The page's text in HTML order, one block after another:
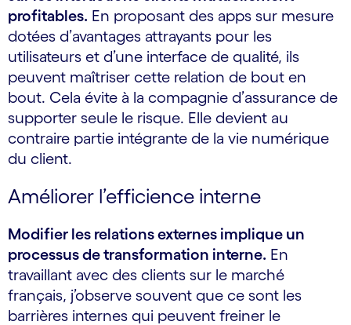
profitables. En proposant des apps sur mesure
dotées d’avantages attrayants pour les
utilisateurs et d’une interface de qualité, ils
peuvent maîtriser cette relation de bout en
bout. Cela évite à la compagnie d’assurance de
supporter seule le risque. Elle devient au
contraire partie intégrante de la vie numérique
du client.
Améliorer l’efficience interne
Modifier les relations externes implique un
processus de transformation interne. En
travaillant avec des clients sur le marché
français, j’observe souvent que ce sont les
barrières internes qui peuvent freiner le